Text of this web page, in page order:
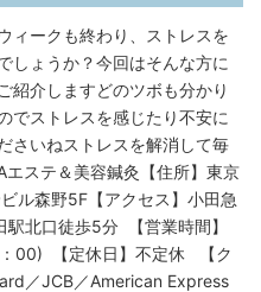
ィークも終わり、ストレスを
しょうか？‍今回はそんな方に
紹介します‍どのツボも分かり
でストレスを感じたり不安に
さいね️ストレスを解消して毎
エステ＆美容鍼灸⁡【住所】東京
森野5F【アクセス】小田急
北口徒歩5分 ⁡【営業時間】
00) ⁡【定休日】不定休 ⁡【ク
／JCB／American Express